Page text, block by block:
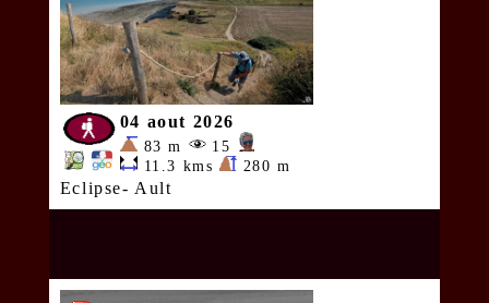
04 aout 2026
83 m
15
11.3 kms
280 m
Eclipse- Ault